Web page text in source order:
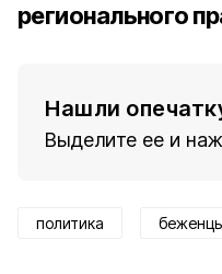
регионального
Нашли
Выделите ее и
политика